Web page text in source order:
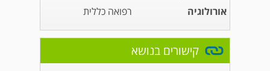
אורולוגיה
רפואה כללית
קישורים בנושא